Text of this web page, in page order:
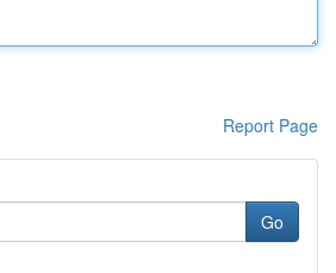
Report Page
Go